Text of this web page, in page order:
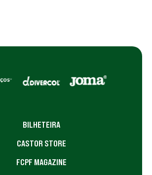
BILHETEIRA
CASTOR STORE
FCPF MAGAZINE